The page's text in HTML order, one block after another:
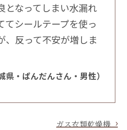
となってしまい水漏れ
てシールテープを使っ
、反って不安が増しま
県・ぱんだんさん・男性）
ガス衣類乾燥機